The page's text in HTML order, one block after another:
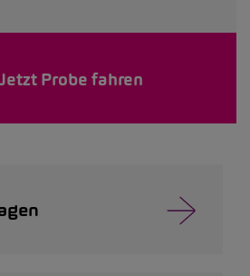
Probe fahren